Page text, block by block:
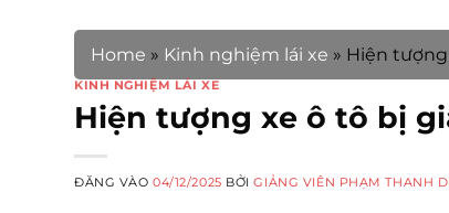
Home » Kinh nghiệm lái xe » Hiện
KINH NGHIỆM LÁI XE
Hiện tượng xe ô tô bị
ĐĂNG VÀO04/12/2025 BỞIGIẢNG VIÊN PHẠM THANH